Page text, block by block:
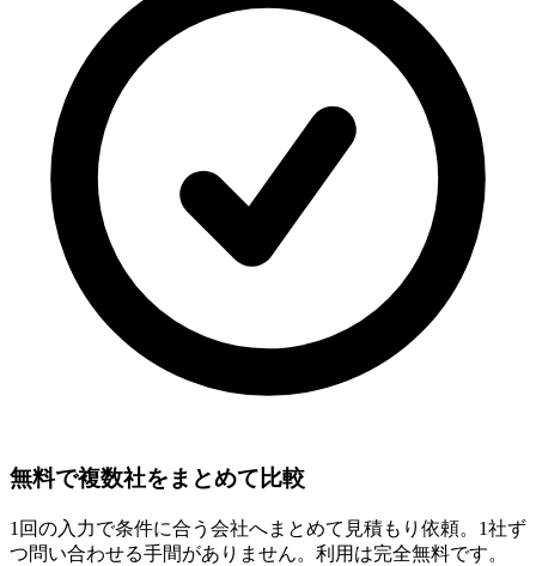
無料で複数社をまとめて比較
1回の入力で条件に合う会社へまとめて見積もり依頼。1社ず
つ問い合わせる手間がありません。利用は完全無料です。